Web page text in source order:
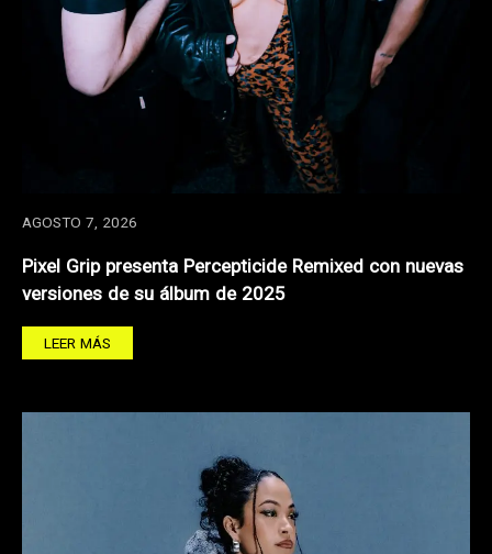
AGOSTO 7, 2026
Pixel Grip presenta Percepticide Remixed con nuevas
versiones de su álbum de 2025
LEER MÁS